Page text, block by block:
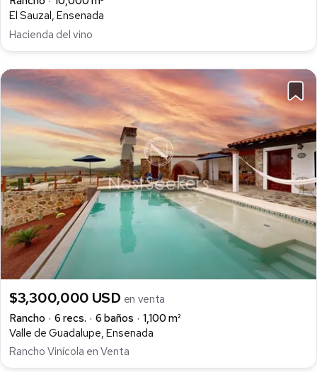
El Sauzal, Ensenada
Hacienda del vino
$3,300,000 USD en venta
Rancho
6 recs. 6 baños
1,100 m²
Valle de Guadalupe, Ensenada
Rancho Vinícola en Venta